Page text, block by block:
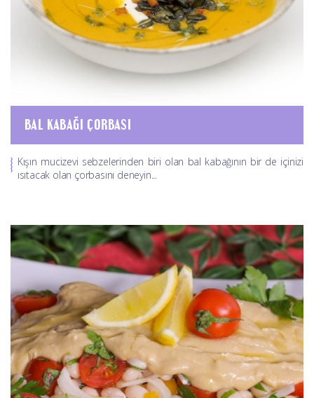
BAL KABAĞI ÇORBASI
Kışın mucizevi sebzelerinden biri olan bal kabağının bir de içinizi
ısıtacak olan çorbasını deneyin...